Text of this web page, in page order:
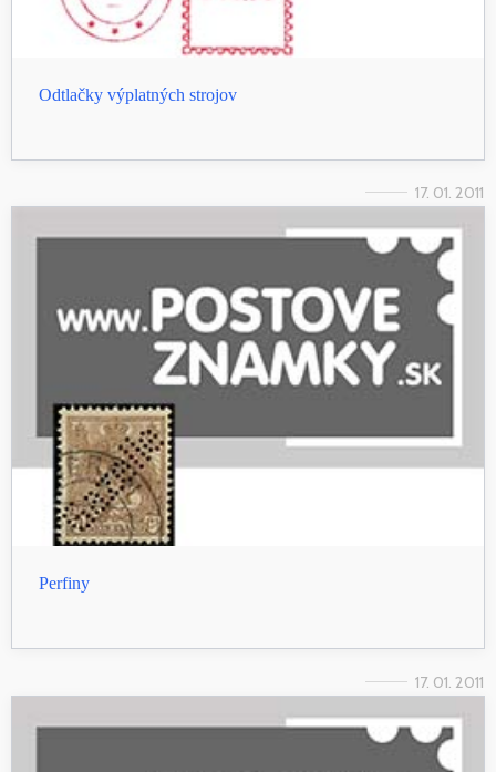
Odtlačky výplatných strojov
17. 01. 2011
Perfiny
17. 01. 2011